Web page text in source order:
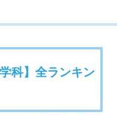
科】全ランキン